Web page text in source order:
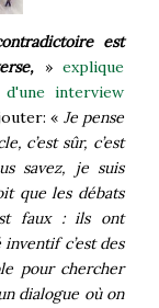
est
»explique
interview
« Je pense
c’est sûr, c’est
savez, je suis
que les débats
faux : ils ont
c’est des
pour chercher
dialogue où on